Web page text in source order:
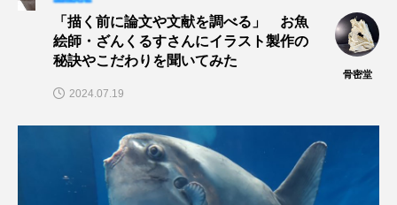
大分県 天然記念物 奈良県
宍道湖自然館ゴビウス 宮古島
岩手県 市場
市立しものせき水族館・海響館 干支
「描く前に論文や文献を調べる」 お魚
絵師・ざんくるすさんにイラスト製作の
秘訣やこだわりを聞いてみた
骨密堂
2024.07.19